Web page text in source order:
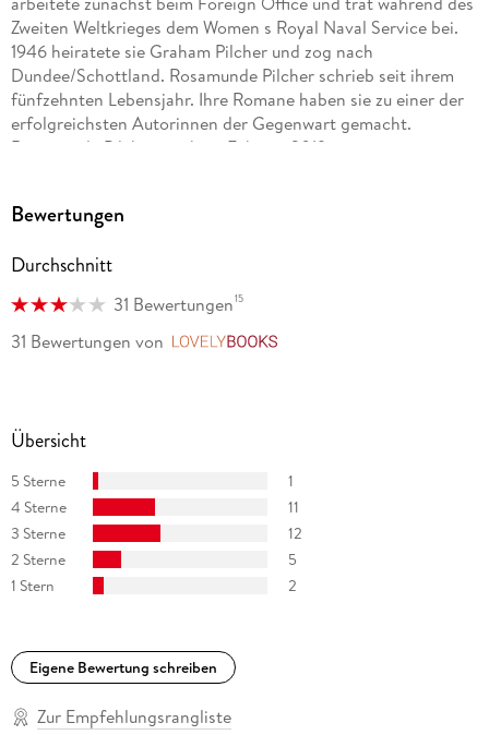
Zweiten Weltkrieges dem Women s Royal Naval Service bei.
1946 heiratete sie Graham Pilcher und zog nach
Dundee/Schottland. Rosamunde Pilcher schrieb seit ihrem
fünfzehnten Lebensjahr. Ihre Romane haben sie zu einer der
erfolgreichsten Autorinnen der Gegenwart gemacht.
Rosamunde Pilcher starb im Februar 2019.
Bewertungen
Durchschnitt
31 Bewertungen15
31 Bewertungen von
Übersicht
5 Sterne
1
4 Sterne
11
3 Sterne
12
2 Sterne
5
1 Stern
2
Eigene Bewertung schreiben
Zur Empfehlungsrangliste